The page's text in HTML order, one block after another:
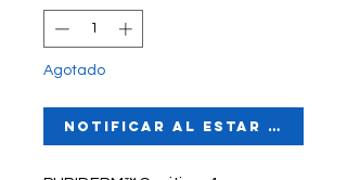
Agotado
Notificar al estar